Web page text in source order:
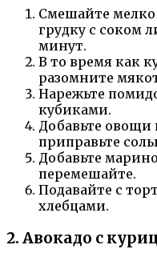
Смешайте
грудку с соком
минут.
В то время как
разомните
Нарежьте
кубиками.
Добавьте овощи
приправьте
Добавьте
перемешайте.
Подавайте с
хлебцами.
2. Авокадо с